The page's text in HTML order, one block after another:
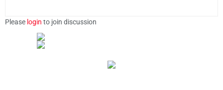
Please login to join discussion